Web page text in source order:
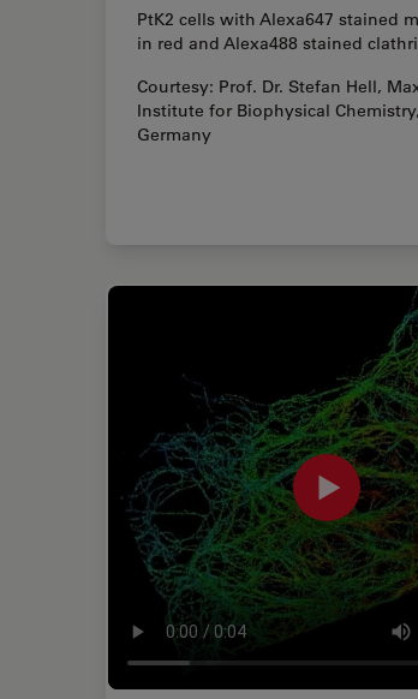
PtK2 cells with Alexa647 stained
in red and Alexa488 stained
Courtesy: Prof. Dr. Stefan Hell,
Institute for Biophysical
Germany